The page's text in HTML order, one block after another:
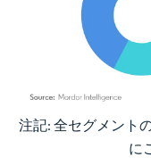
画像 © Mordor Intelligence
注記: 全セグメント
に